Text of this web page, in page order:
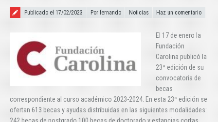
Publicado el
Publicado el 17/02/2023 Por fernando Noticias Haz un comentario
El 17 de enero la
Fundación
Carolina publicó la
23ª edición de su
convocatoria de
becas
correspondiente al curso académico 2023-2024. En esta 23ª edición se
ofertan 613 becas y ayudas distribuidas en las siguientes modalidades: